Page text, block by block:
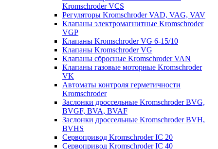
Kromschroder VCS
Регуляторы Kromschroder VAD, VAG, VAV
Клапаны электромагнитные Kromschroder
VGP
Клапаны Kromschroder VG 6-15/10
Клапаны Kromschroder VG
Клапаны сбросные Kromschroder VAN
Клапаны газовые моторные Kromschroder
VK
Автоматы контроля герметичности
Kromschroder
Заслонки дроссельные Kromschroder BVG,
BVGF, BVA, BVAF
Заслонки дроссельные Kromschroder BVH,
BVHS
Сервопривод Kromschroder IC 20
Сервопривод Kromschroder IC 40